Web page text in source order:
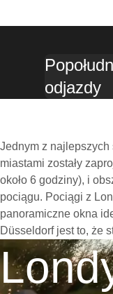
odjazdy
Jednym z
miastami zostały
około 6 godziny), i
pociągu. Pociągi z
panoramiczne okna
Düsseldorf jest to, że